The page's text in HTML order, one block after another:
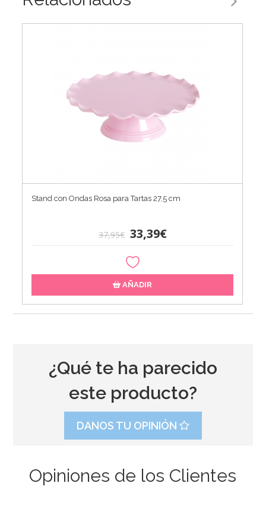
Stand con Ondas Rosa para Tartas 27,5 cm
37,95€ 33,39€
AÑADIR
¿Qué te ha parecido
este producto?
DANOS TU OPINIÓN
Opiniones de los Clientes